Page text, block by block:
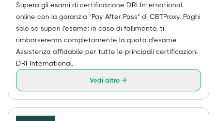
Supera gli esami di certificazione DRI International
online con la garanzia "Pay After Pass" di CBTProxy. Paghi
solo se superi l'esame: in caso di fallimento, ti
rimborseremo completamente la quota d'esame.
Assistenza affidabile per tutte le principali certificazioni
DRI International.
Vedi altro